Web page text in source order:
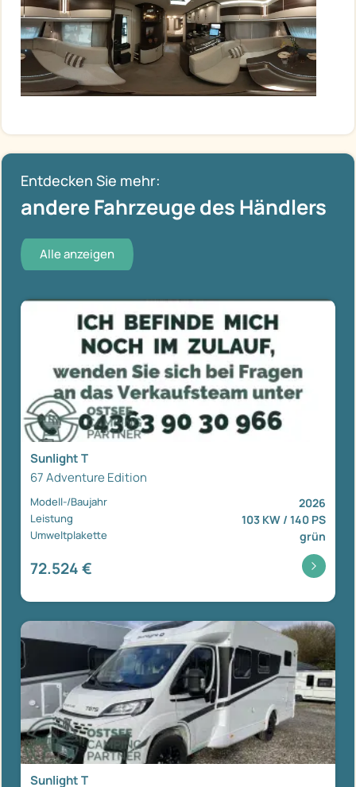
Entdecken Sie mehr:
andere Fahrzeuge des Händlers
Alle anzeigen
Sunlight T
67 Adventure Edition
Modell-/Baujahr 2026
Leistung 103 KW / 140 PS
Umweltplakette grün
72.524 €
Sunlight T